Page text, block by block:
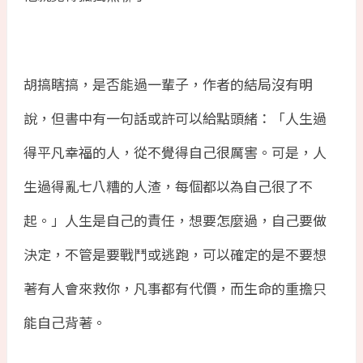
胡搞瞎搞，是否能過一輩子，作者的結局沒有明
說，但書中有一句話或許可以給點頭緒：「人生過
得平凡幸福的人，從不覺得自己很厲害。可是，人
生過得亂七八糟的人渣，每個都以為自己很了不
起。」人生是自己的責任，想要怎麼過，自己要做
決定，不管是要戰鬥或逃跑，可以確定的是不要想
著有人會來救你，凡事都有代價，而生命的重擔只
能自己背著。